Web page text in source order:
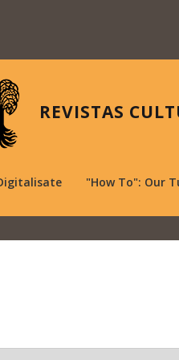
REVISTAS
"How To": Our